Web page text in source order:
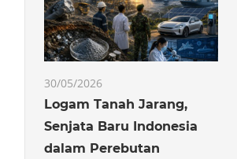
30/05/2026
Logam Tanah Jarang,
Senjata Baru Indonesia
dalam Perebutan